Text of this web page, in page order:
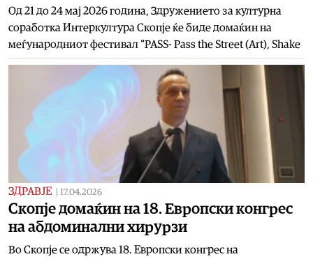
Од 21 до 24 мај 2026 година, Здружението за културна
соработка Интеркултура Скопје ќе биде домаќин на
меѓународниот фестивал “PASS- Pass the Street (Art), Shake
ЗДРАВЈЕ 17.04.2026
Скопје домаќин на 18. Европски конгрес
на абдоминални хирурзи
Во Скопје се одржува 18. Европски конгрес на